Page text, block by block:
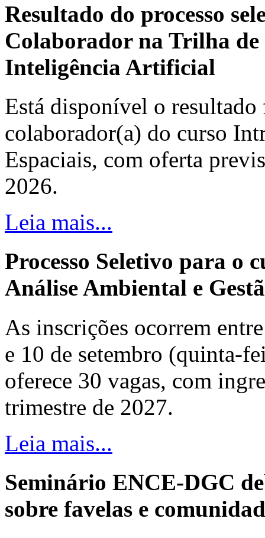
Resultado do processo
Colaborador na Trilha de
Inteligência Artificial
Está disponível o resultado
colaborador(a) do curso
Espaciais, com oferta
2026.
Leia mais...
Processo Seletivo para o
Análise Ambiental e
As inscrições ocorrem
e 10 de setembro (quinta-
oferece 30 vagas, com
trimestre de 2027.
Leia mais...
Seminário ENCE-DGC
sobre favelas e